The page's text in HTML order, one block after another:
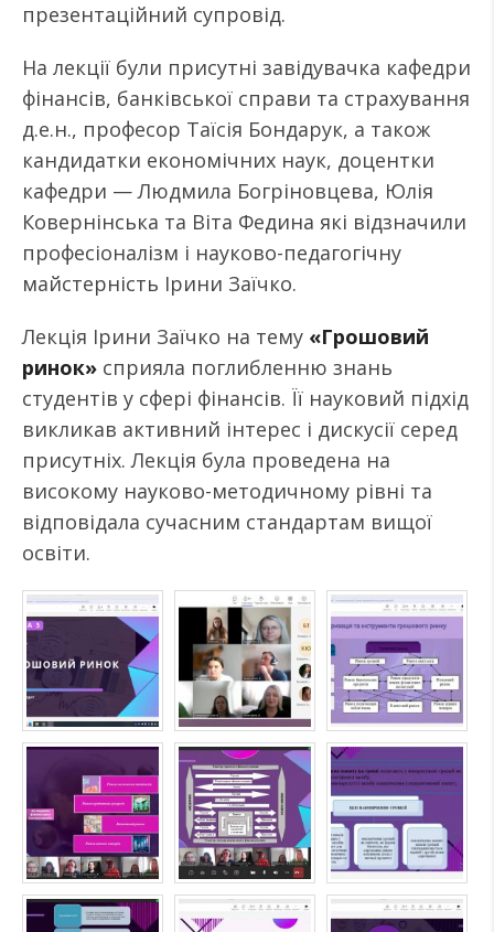
презентаційний супровід.
На лекції були присутні завідувачка кафедри
фінансів, банківської справи та страхування
д.е.н., професор Таїсія Бондарук, а також
кандидатки економічних наук, доцентки
кафедри — Людмила Богріновцева, Юлія
Ковернінська та Віта Федина які відзначили
професіоналізм і науково-педагогічну
майстерність Ірини Заїчко.
Лекція Ірини Заїчко на тему «Грошовий
ринок» сприяла поглибленню знань
студентів у сфері фінансів. Її науковий підхід
викликав активний інтерес і дискусії серед
присутніх. Лекція була проведена на
високому науково-методичному рівні та
відповідала сучасним стандартам вищої
освіти.